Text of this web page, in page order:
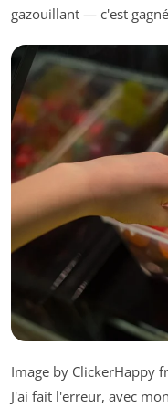
gazouillant — c'est
Image by ClickerHappy
J'ai fait l'erreur, avec